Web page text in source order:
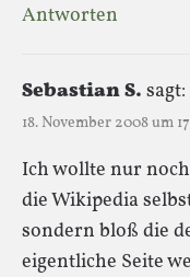
Antworten
Sebastian S. sagt:
18. November 2008 um
Ich wollte nur
die Wikipedia
sondern bloß die
eigentliche Seite